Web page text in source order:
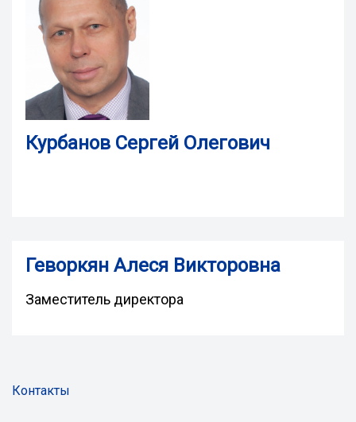
Курбанов Сергей Олегович
Геворкян Алеся Викторовна
Заместитель директора
Контакты